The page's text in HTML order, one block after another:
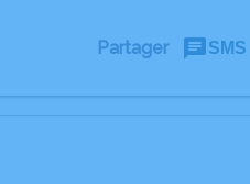
Partager SMS